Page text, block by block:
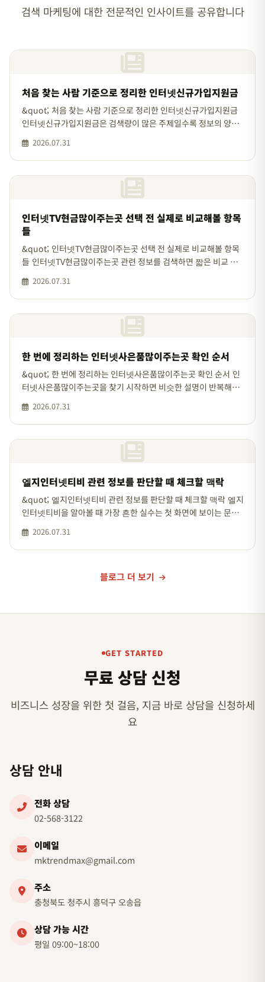
검색 마케팅에 대한 전문적인 인사이트를 공유합니다
처음 찾는 사람 기준으로 정리한 인터넷신규가입지원금
&quot; 처음 찾는 사람 기준으로 정리한 인터넷신규가입지원금
인터넷신규가입지원금은 검색량이 많은 주제일수록 정보의 양도
본 조건, 적용 범위,
2026.07.31
인터넷TV현금많이주는곳 선택 전 실제로 비교해볼 항목
들
&quot; 인터넷TV현금많이주는곳 선택 전 실제로 비교해볼 항목
들 인터넷TV현금많이주는곳 관련 정보를 검색하면 짧은 비교 문
가 적지 않습니다. 처
2026.07.31
한 번에 정리하는 인터넷사은품많이주는곳 확인 순서
&quot; 한 번에 정리하는 인터넷사은품많이주는곳 확인 순서 인
터넷사은품많이주는곳을 찾기 시작하면 비슷한 설명이 반복해서
조건이 어떻게 구성되어
2026.07.31
엘지인터넷티비 관련 정보를 판단할 때 체크할 맥락
&quot; 엘지인터넷티비 관련 정보를 판단할 때 체크할 맥락 엘지
인터넷티비을 알아볼 때 가장 흔한 실수는 첫 화면에 보이는 문장
용되는 상황이 다를
2026.07.31
블로그 더 보기
GET STARTED
무료 상담 신청
비즈니스 성장을 위한 첫 걸음, 지금 바로 상담을 신청하세
요
상담 안내
전화 상담
02-568-3122
이메일
mktrendmax@gmail.com
주소
충청북도 청주시 흥덕구 오송읍
상담 가능 시간
평일 09:00~18:00